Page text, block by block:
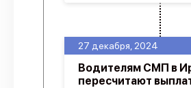
27 декабря, 2024
Водителям СМП в
пересчитают